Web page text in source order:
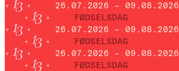
26.07.2026 – 09.08.2026
FØDSELSDAG
26.07.2026 – 09.08.2026
FØDSELSDAG
26.07.2026 – 09.08.2026
FØDSELSDAG